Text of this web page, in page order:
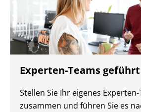
Experten-Teams
Stellen Sie Ihr eigenes Experten-
zusammen und führen Sie es